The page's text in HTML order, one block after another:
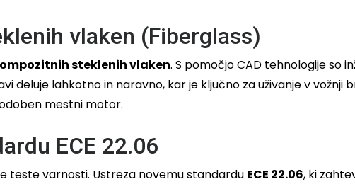
vlaken (Fiberglass)
steklenih vlaken. S pomočjo CAD tehnologije so
deluje lahkotno in naravno, kar je ključno za uživanje v
mestni motor.
ECE 22.06
teste varnosti. Ustreza novemu standardu ECE 22.06, ki